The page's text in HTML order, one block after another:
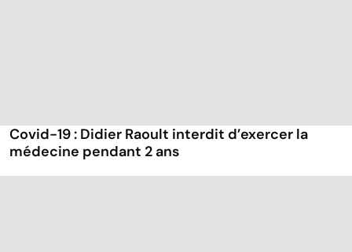
Covid-19 : Didier Raoult interdit d’exercer la
médecine pendant 2 ans